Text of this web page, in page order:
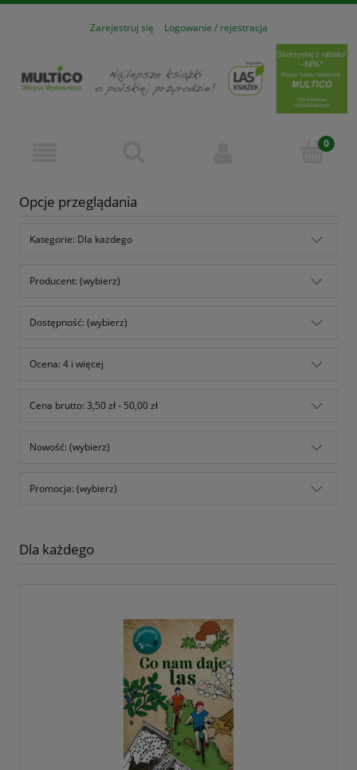
Zarejestruj się Logowanie / rejestracja
Opcje przeglądania
Kategorie: Dla każdego
Producent: (wybierz)
Dostępność: (wybierz)
Ocena: 4 i więcej
Cena brutto: 3,50 zł - 50,00 zł
Nowość: (wybierz)
Promocja: (wybierz)
Dla każdego